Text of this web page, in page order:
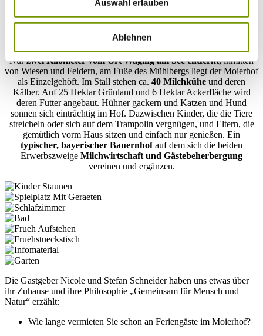
Auswahl erlauben
Ablehnen
Bauernhof-Urlaub für die ganze Familie
Nurzwei Kilometer vom Ort Waging am See entfernt, inmitten
von Wiesen und Feldern, am Fuße des Mühlbergs liegt der Moierhof
als Einzelgehöft. Im Stall stehen ca. 40 Milchkühe und deren
Kälber. Auf 25 Hektar Grünland und 6 Hektar Ackerfläche wird
deren Futter angebaut. Hühner gackern und Katzen und Hund
sonnen sich einträchtig im Hof. Dazwischen Kinder, die die Tiere
streicheln oder sich auf dem Trampolin vergnügen, und Eltern, die
gemütlich vorm Haus sitzen und einfach nur genießen. Ein
typischer, bayerischer Bauernhofauf dem sich die beiden
Erwerbszweige Milchwirtschaft und Gästebeherbergung
vereinen und ergänzen.
Die Gastgeber Nicole und Stefan Schneider haben uns etwas über
ihr Zuhause und ihre Philosophie „Gemeinsam für Mensch und
Natur“ erzählt:
Wie lange vermieten Sie schon an Feriengäste im Moierhof?